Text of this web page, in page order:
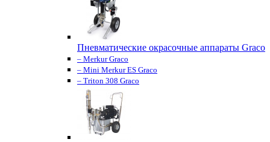
Пневматические окрасочные аппараты Graco
– Merkur Graco
– Mini Merkur ES Graco
– Triton 308 Graco